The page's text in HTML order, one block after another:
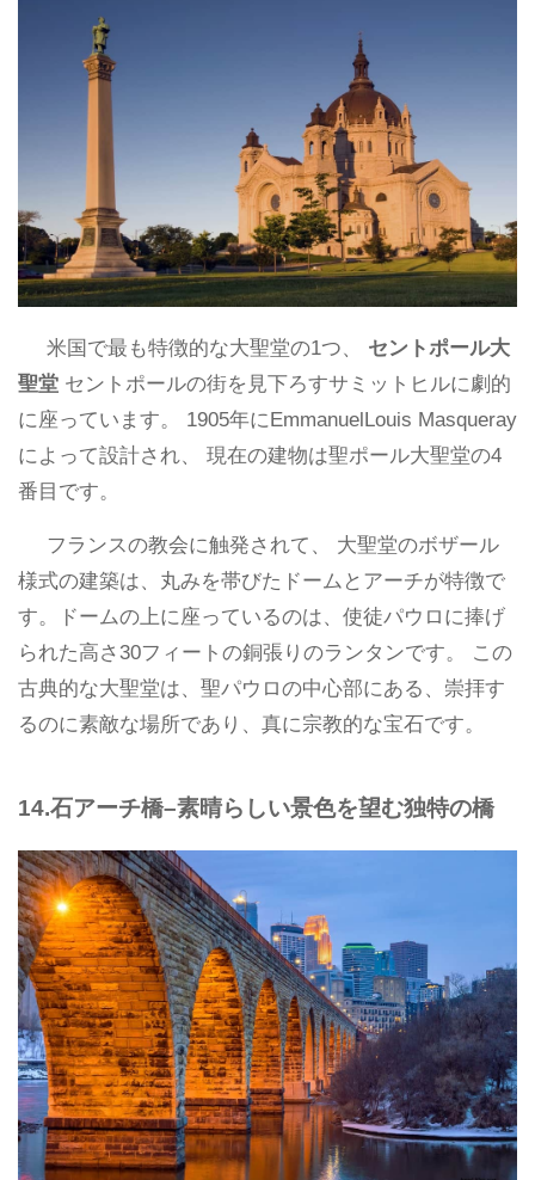
米国で最も特徴的な大聖堂の1つ、 セントポール大
聖堂 セントポールの街を見下ろすサミットヒルに劇的
に座っています。 1905年にEmmanuelLouis Masqueray
によって設計され、 現在の建物は聖ポール大聖堂の4
番目です。
フランスの教会に触発されて、 大聖堂のボザール
様式の建築は、丸みを帯びたドームとアーチが特徴で
す。ドームの上に座っているのは、使徒パウロに捧げ
られた高さ30フィートの銅張りのランタンです。 この
古典的な大聖堂は、聖パウロの中心部にある、崇拝す
るのに素敵な場所であり、真に宗教的な宝石です。
14.石アーチ橋–素晴らしい景色を望む独特の橋